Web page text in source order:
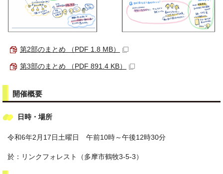
第2部のまとめ （PDF 1.8 MB）
第3部のまとめ （PDF 891.4 KB）
開催概要
日時・場所
令和6年2月17日土曜日 午前10時～午後12時30分
於：リンクフォレスト（多摩市鶴牧3‐5‐3）